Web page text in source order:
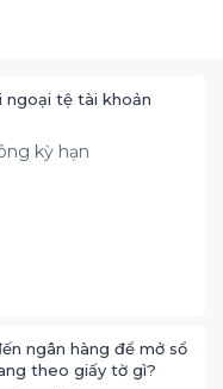
ngoại tệ tài khoản
kỳ hạn
ngân hàng để mở sổ
theo giấy tờ gì?